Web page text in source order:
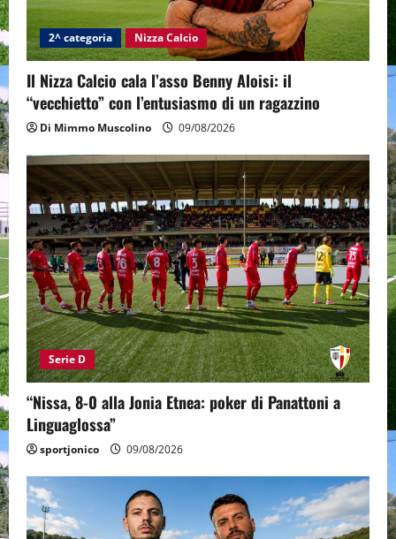
2^ categoria Nizza Calcio
Il Nizza Calcio cala l’asso Benny Aloisi: il
“vecchietto” con l’entusiasmo di un ragazzino
Di Mimmo Muscolino 09/08/2026
Serie D
“Nissa, 8-0 alla Jonia Etnea: poker di Panattoni a
Linguaglossa”
sportjonico 09/08/2026